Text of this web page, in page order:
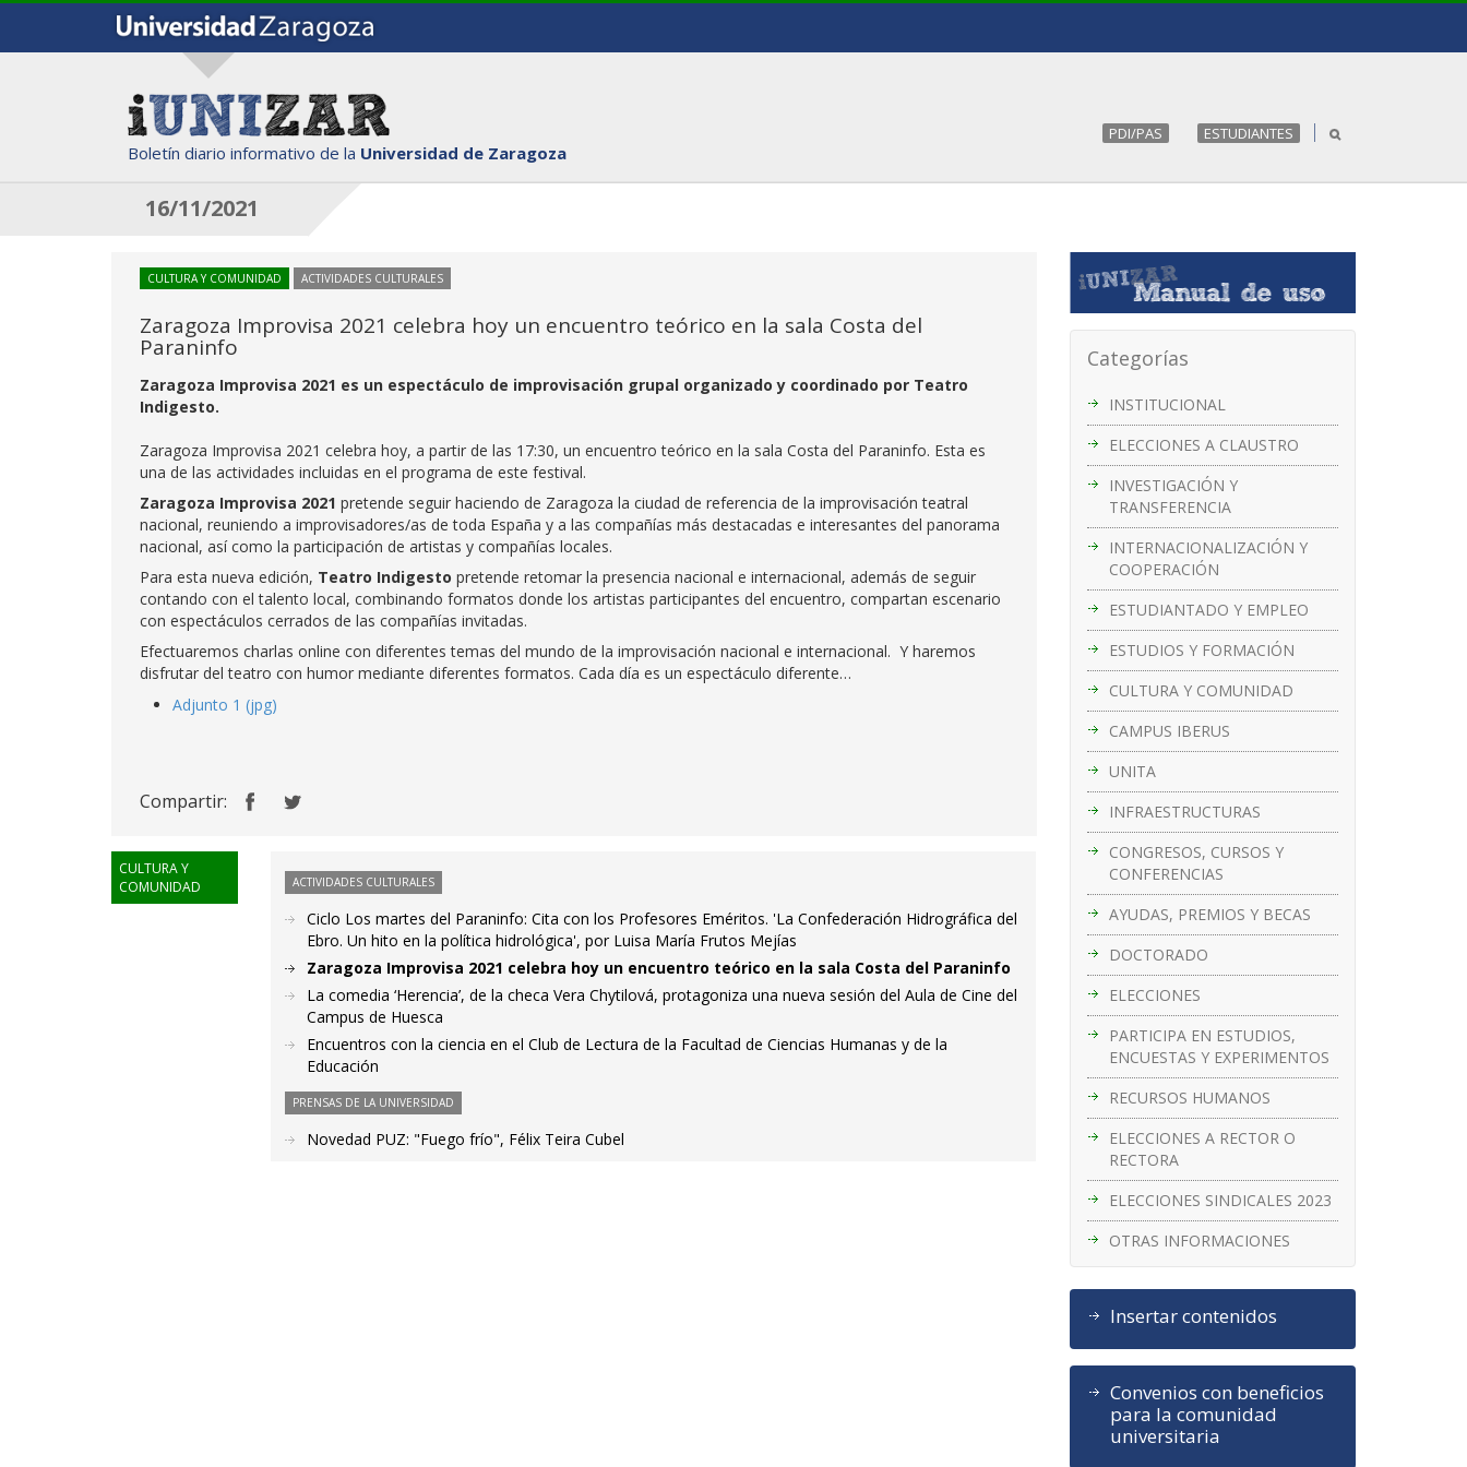
Boletín diario informativo de la Universidad de Zaragoza
PDI/PAS ESTUDIANTES
16/11/2021
Categorías
INSTITUCIONAL
ELECCIONES A CLAUSTRO
INVESTIGACIÓN Y
TRANSFERENCIA
INTERNACIONALIZACIÓN Y
COOPERACIÓN
ESTUDIANTADO Y EMPLEO
ESTUDIOS Y FORMACIÓN
CULTURA Y COMUNIDAD
CAMPUS IBERUS
UNITA
INFRAESTRUCTURAS
CONGRESOS, CURSOS Y
CONFERENCIAS
AYUDAS, PREMIOS Y BECAS
DOCTORADO
ELECCIONES
PARTICIPA EN ESTUDIOS,
ENCUESTAS Y EXPERIMENTOS
RECURSOS HUMANOS
ELECCIONES A RECTOR O
RECTORA
ELECCIONES SINDICALES 2023
OTRAS INFORMACIONES
Insertar contenidos
Convenios con beneficios
para la comunidad
universitaria
CULTURA Y COMUNIDAD ACTIVIDADES CULTURALES
Zaragoza Improvisa 2021 celebra hoy un encuentro teórico en la sala Costa del
Paraninfo
Zaragoza Improvisa 2021 es un espectáculo de improvisación grupal organizado y coordinado por Teatro
Indigesto.
Zaragoza Improvisa 2021 celebra hoy, a partir de las 17:30, un encuentro teórico en la sala Costa del Paraninfo. Esta es
una de las actividades incluidas en el programa de este festival.
Zaragoza Improvisa 2021 pretende seguir haciendo de Zaragoza la ciudad de referencia de la improvisación teatral
nacional, reuniendo a improvisadores/as de toda España y a las compañías más destacadas e interesantes del panorama
nacional, así como la participación de artistas y compañías locales.
Para esta nueva edición, Teatro Indigesto pretende retomar la presencia nacional e internacional, además de seguir
contando con el talento local, combinando formatos donde los artistas participantes del encuentro, compartan escenario
con espectáculos cerrados de las compañías invitadas.
Efectuaremos charlas online con diferentes temas del mundo de la improvisación nacional e internacional. Y haremos
disfrutar del teatro con humor mediante diferentes formatos. Cada día es un espectáculo diferente…
Adjunto 1 (jpg)
Compartir:
CULTURA Y
COMUNIDAD
ACTIVIDADES CULTURALES
Ciclo Los martes del Paraninfo: Cita con los Profesores Eméritos. 'La Confederación Hidrográfica del
Ebro. Un hito en la política hidrológica', por Luisa María Frutos Mejías
Zaragoza Improvisa 2021 celebra hoy un encuentro teórico en la sala Costa del Paraninfo
La comedia ‘Herencia’, de la checa Vera Chytilová, protagoniza una nueva sesión del Aula de Cine del
Campus de Huesca
Encuentros con la ciencia en el Club de Lectura de la Facultad de Ciencias Humanas y de la
Educación
PRENSAS DE LA UNIVERSIDAD
Novedad PUZ: "Fuego frío", Félix Teira Cubel